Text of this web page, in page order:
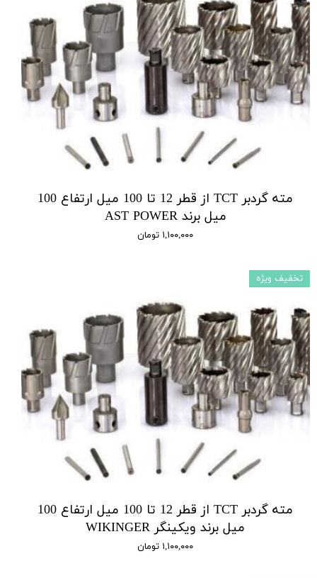
مته گردبر TCT از قطر 12 تا 100 میل ارتفاع 100
میل برند AST POWER
۱,۱۰۰,۰۰۰ تومان
مته گردبر TCT از قطر 12 تا 100 میل ارتفاع 100
میل برند ویکینگر WIKINGER
۱,۱۰۰,۰۰۰ تومان
تخفیف ویژه